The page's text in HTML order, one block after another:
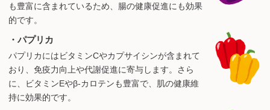
も豊富に含まれているため、腸の健康促進にも効果
的です。
・パプリカ
パプリカにはビタミンCやカプサイシンが含まれて
おり、免疫力向上や代謝促進に寄与します。さら
に、ビタミンEやβ-カロテンも豊富で、肌の健康維
持に効果的です。